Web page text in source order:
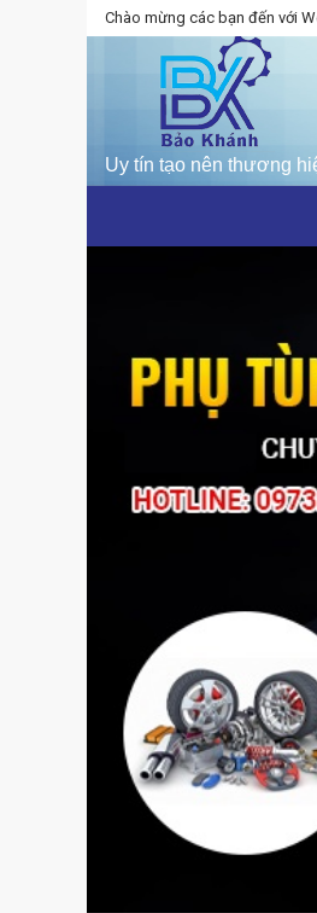
Skip
to
Chào mừng các bạn đến với